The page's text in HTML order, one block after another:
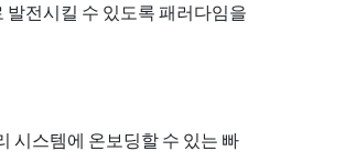
발전시킬 수 있도록 패러다임을
시스템에 온보딩할 수 있는 빠